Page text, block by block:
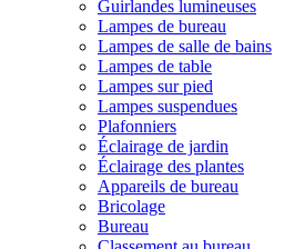
Guirlandes lumineuses
Lampes de bureau
Lampes de salle de bains
Lampes de table
Lampes sur pied
Lampes suspendues
Plafonniers
Éclairage de jardin
Éclairage des plantes
Appareils de bureau
Bricolage
Bureau